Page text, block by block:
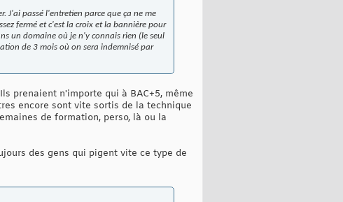
J'ai passé l'entretien parce que ça ne me
fermé et c'est la croix et la bannière pour
un domaine où je n'y connais rien (le seul
de 3 mois où on sera indemnisé par
prenaient n'importe qui à BAC+5, même
encore sont vite sortis de la technique
de formation, perso, là ou la
des gens qui pigent vite ce type de